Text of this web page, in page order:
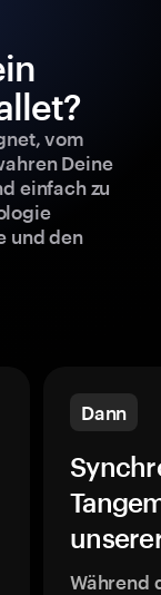
vom
Deine
einfach zu
und den
Dann
Während